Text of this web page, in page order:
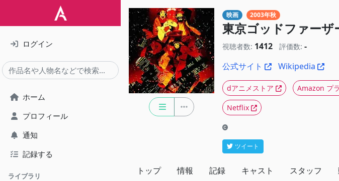
ログイン
ホーム
プロフィール
通知
記録する
ライブラリ
映画 2003年秋
東京ゴッドファーザ
視聴者数: 1412 評価数: -
公式サイト
Wikipedia
dアニメストア Amazon プ
Netflix
ツイート
トップ 情報 記録 キャスト スタッフ